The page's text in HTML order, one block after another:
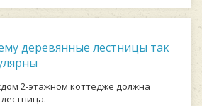
деревянные лестницы так
2-этажном коттедже должна